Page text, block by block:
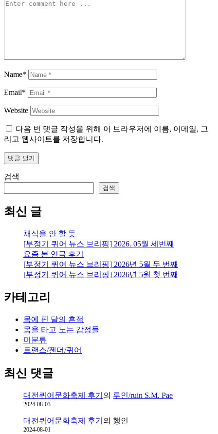
Name*
Email*
Website
다음 번 댓글 작성을 위해 이 브라우저에 이름, 이메일, 그
리고 웹사이트를 저장합니다.
검색
검색
최신 글
채식을 안 할 듯
[부정기 퀴어 뉴스 브리핑] 2026. 05월 세번째
요즘 본 연극 후기
[부정기 퀴어 뉴스 브리핑] 2026년 5월 두 번째
[부정기 퀴어 뉴스 브리핑] 2026년 5월 첫 번째
카테고리
몸에 핀 달의 흔적
몸을 타고 노는 감정들
미분류
트랜스/젠더/퀴어
최신 댓글
대전퀴어문화축제 후기 의 루인/ruin S.M. Pae
2024-08-03
대전퀴어문화축제 후기 의 행인
2024-08-01